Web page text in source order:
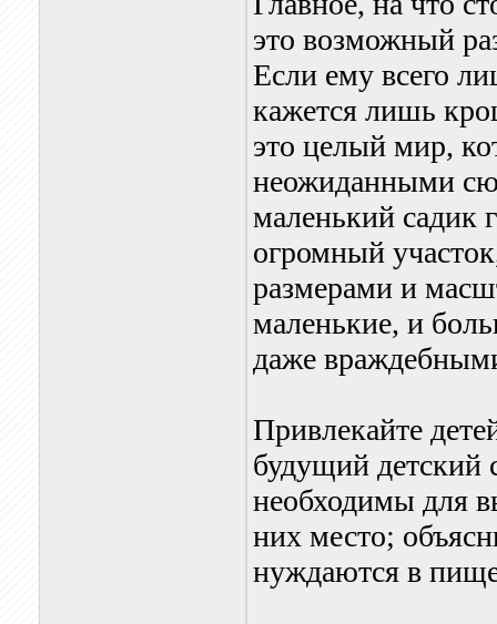
это возможный
Если ему всего
кажется лишь
это целый мир,
неожиданными
маленький садик
огромный
размерами и
маленькие, и
даже
Привлекайте
будущий детский
необходимы для
них место;
нуждаются в пище